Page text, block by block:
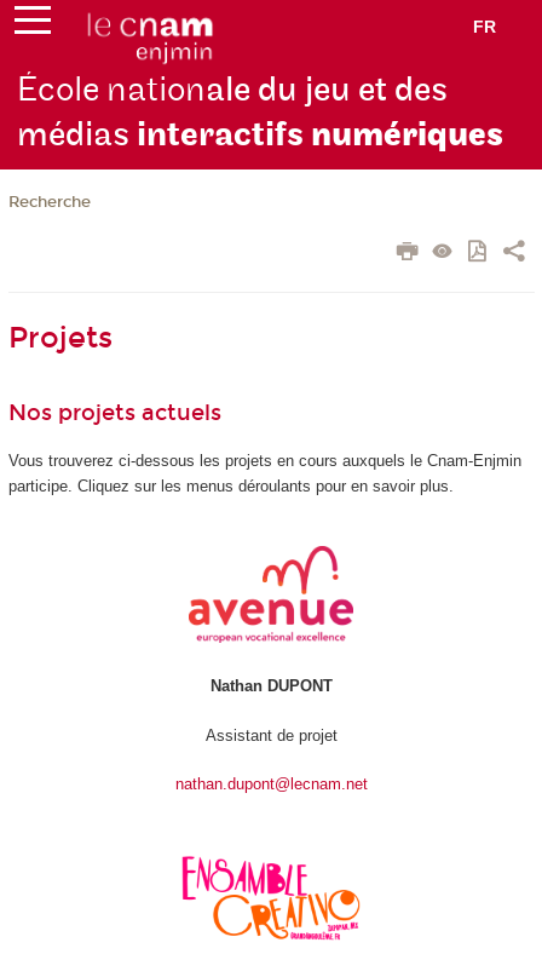
FR
École nationale du jeu et des
médias interactifs numériques
Recherche
Projets
Nos projets actuels
Vous trouverez ci-dessous les projets en cours auxquels le Cnam-Enjmin
participe. Cliquez sur les menus déroulants pour en savoir plus.
Nathan DUPONT
Assistant de projet
nathan.dupont@lecnam.net